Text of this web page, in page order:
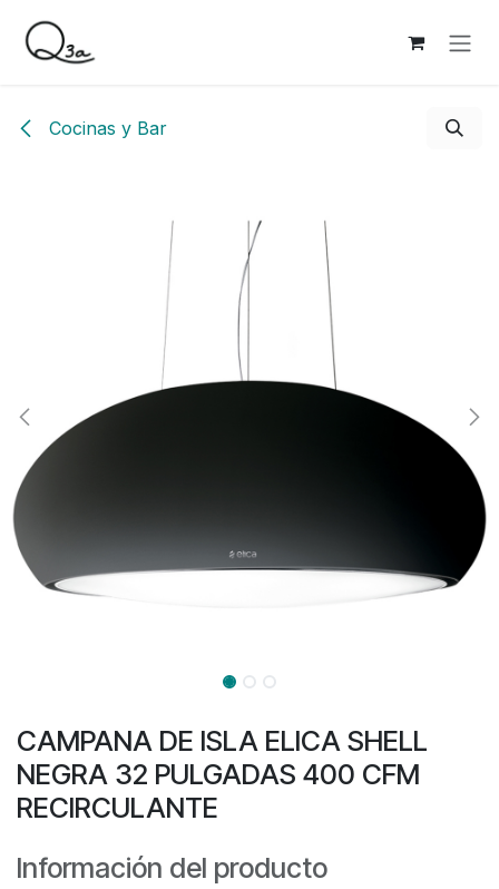
Cocinas y Bar
CAMPANA DE ISLA ELICA SHELL
NEGRA 32 PULGADAS 400 CFM
RECIRCULANTE
Información del producto